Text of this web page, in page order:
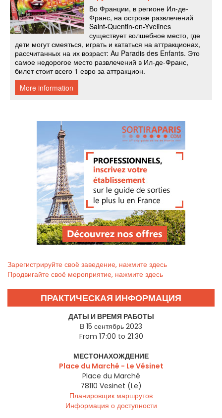
Зарегистрируйте своё заведение, нажмите здесь
Продвигайте своё мероприятие, нажмите здесь
ПРАКТИЧЕСКАЯ ИНФОРМАЦИЯ
ДАТЫ И ВРЕМЯ РАБОТЫ
В 15 сентябрь 2023
From 17:00 to 21:30
МЕСТОНАХОЖДЕНИЕ
Place du Marché - Le Vésinet
Place du Marché
78110 Vesinet (Le)
Планировщик маршрутов
Информация о доступности